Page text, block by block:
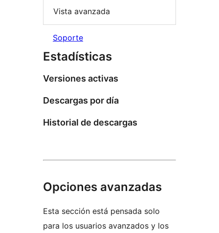
Vista avanzada
Soporte
Estadísticas
Versiones activas
Descargas por día
Historial de descargas
Opciones avanzadas
Esta sección está pensada solo
para los usuarios avanzados y los